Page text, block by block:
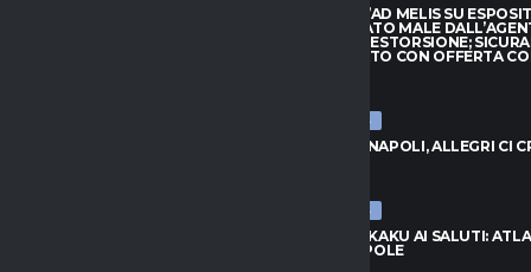
CAGLIARI, L’AD MELIS SU
“CONSIGLIATO MALE
QUASI UNA ESTORSIONE;
SUL MERCATO CON OFFERTA
ULTIME NEWS
VLAHOVIC-NAPOLI, ALLEGRI CI
ULTIME NEWS
NAPOLI, LUKAKU AI SALUTI:
UNITED IN POLE